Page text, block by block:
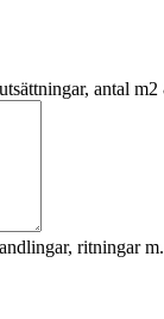
antal
ritningar